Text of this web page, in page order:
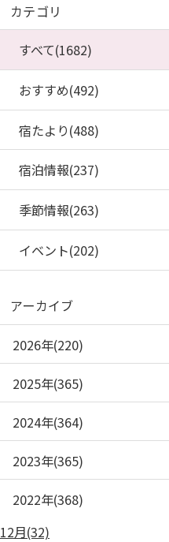
カテゴリ
すべて(1682)
おすすめ(492)
宿たより(488)
宿泊情報(237)
季節情報(263)
イベント(202)
アーカイブ
2026年(220)
2025年(365)
2024年(364)
2023年(365)
2022年(368)
12月(32)